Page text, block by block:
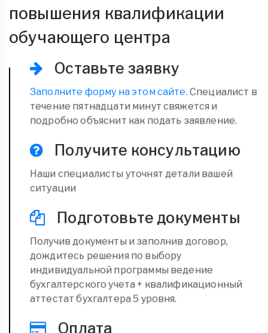
повышения квалификации
обучающего центра
Оставьте заявку
Заполните форму на этом сайте. Специалист в
течение пятнадцати минут свяжется и
подробно объяснит как подать заявление.
Получите консультацию
Наши специалисты уточнят детали вашей
ситуации
Подготовьте документы
Получив документы и заполнив договор,
дождитесь решения по выбору
индивидуальной программы ведение
бухгалтерского учета + квалификационный
аттестат бухгалтера 5 уровня.
Оплата